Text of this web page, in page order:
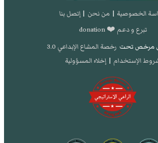
الخصوصية | من نحن | إتصل بنا
تبرع و دعم ❤️ donation
مرخص تحت رخصة المشاع الإبداعي 3.0
الإستخدام | إخلاء المسؤولية